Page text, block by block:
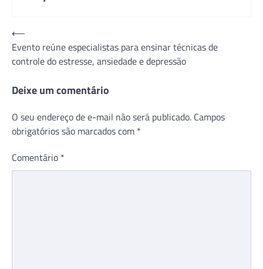
Navegação
de
Post
⟵
Evento reúne especialistas para ensinar técnicas de
controle do estresse, ansiedade e depressão
Deixe um comentário
O seu endereço de e-mail não será publicado. Campos
obrigatórios são marcados com *
Comentário *